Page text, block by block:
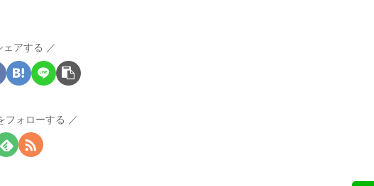
ェアする
フォローする